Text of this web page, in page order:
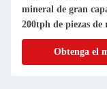
mineral de gran
200tph de piezas de
Obtenga el